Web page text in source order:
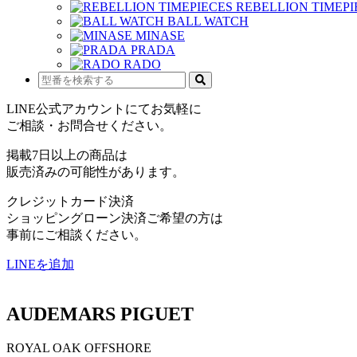
REBELLION
BALL WATCH
MINASE
PRADA
RADO
LINE公式アカウントにてお気軽に
ご相談・お問合せください。
掲載7日以上の商品は
販売済みの可能性があります。
クレジットカード決済
ショッピングローン決済ご希望の方は
事前にご相談ください。
LINEを追加
AUDEMARS PIGUET
ROYAL OAK OFFSHORE